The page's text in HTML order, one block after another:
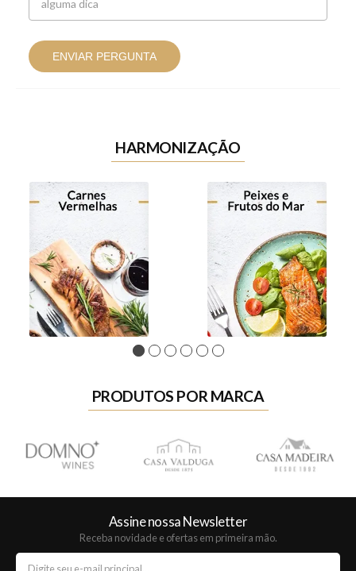
ENVIAR PERGUNTA
HARMONIZAÇÃO
1 2 3 4 5 6
PRODUTOS POR MARCA
Assine nossa Newsletter
Receba novidade e ofertas em primeira mão.